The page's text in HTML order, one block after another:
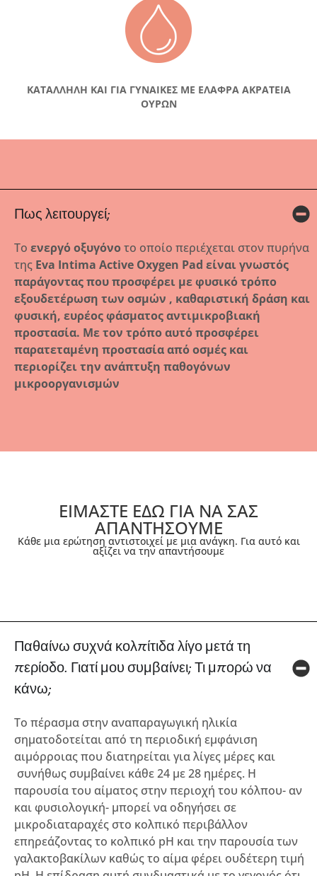
ΚΑΤΑΛΛΗΛΗ ΚΑΙ ΓΙΑ ΓΥΝΑΙΚΕΣ ΜΕ ΕΛΑΦΡΑ ΑΚΡΑΤΕΙΑ
ΟΥΡΩΝ
Πως λειτουργεί;
Το ενεργό οξυγόνοτο οποίο περιέχεται στον πυρήνα
της Eva Intima Active Oxygen Pad είναι γνωστός
παράγοντας που προσφέρει με φυσικό τρόπο
εξουδετέρωση των οσμών , καθαριστική δράση και
φυσική, ευρέος φάσματος αντιμικροβιακή
προστασία. Με τον τρόπο αυτό προσφέρει
παρατεταμένη προστασία από οσμές και
περιορίζει την ανάπτυξη παθογόνων
μικροοργανισμών
ΕΙΜΑΣΤΕ ΕΔΩ ΓΙΑ ΝΑ ΣΑΣ
ΑΠΑΝΤΗΣΟΥΜΕ
Κάθε μια ερώτηση αντιστοιχεί με μια ανάγκη. Για αυτό και
αξίζει να την απαντήσουμε
Παθαίνω συχνά κολπίτιδα λίγο μετά τη
περίοδο. Γιατί μου συμβαίνει; Τι μπορώ να
κάνω;
Το πέρασμα στην αναπαραγωγική ηλικία
σηματοδοτείται από τη περιοδική εμφάνιση
αιμόρροιας που διατηρείται για λίγες μέρες και
συνήθως συμβαίνει κάθε 24 με 28 ημέρες. Η
παρουσία του αίματος στην περιοχή του κόλπου- αν
και φυσιολογική- μπορεί να οδηγήσει σε
μικροδιαταραχές στο κολπικό περιβάλλον
επηρεάζοντας το κολπικό pH και την παρουσία των
γαλακτοβακίλων καθώς το αίμα φέρει ουδέτερη τιμή